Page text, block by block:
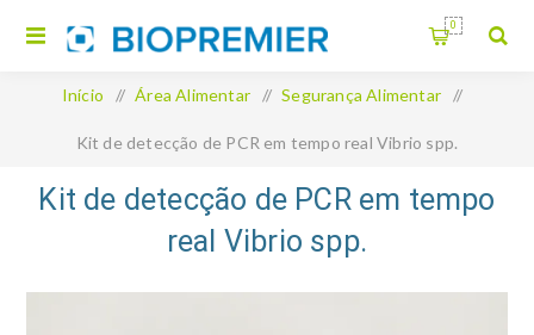
0
Início / Área Alimentar / Segurança Alimentar /
Kit de detecção de PCR em tempo real Vibrio spp.
Kit de detecção de PCR em tempo
real Vibrio spp.